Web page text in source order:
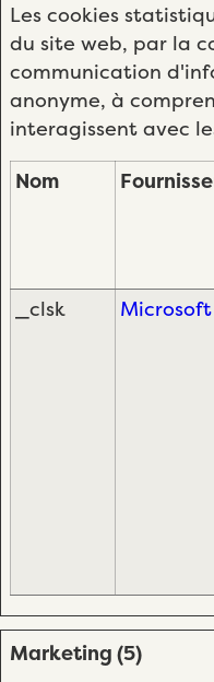
Les cookies
du site web, par la
communication
anonyme, à
interagissent avec
Nom
_clsk
Microsoft
Marketing (5)